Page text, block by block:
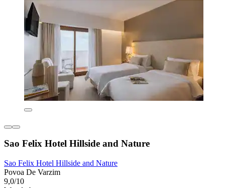
Sao Felix Hotel Hillside and Nature
Sao Felix Hotel Hillside and Nature
Povoa De Varzim
9,0/10